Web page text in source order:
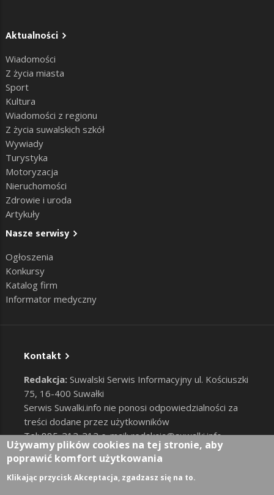
Aktualności
Wiadomości
Z życia miasta
Sport
Kultura
Wiadomości z regionu
Z życia suwalskich szkół
Wywiady
Turystyka
Motoryzacja
Nieruchomości
Zdrowie i uroda
Artykuły
Nasze serwisy
Ogłoszenia
Konkursy
Katalog firm
Informator medyczny
Kontakt
Redakcja: Suwalski Serwis Informacyjny ul. Kościuszki
75, 16-400 Suwałki
Serwis Suwalki.info nie ponosi odpowiedzialności za
treści dodane przez użytkowników
Tel: 885-212-212 e-mail:redakcja@suwalki.info,
reklama@suwalki.info
RODO |Cookies
User account menu
Zaloguj
Używamy plików cookies na tej stronie, aby
poprawić komfort użytkowania
Klikając przycisk Akceptacja, zgadzasz się na to.